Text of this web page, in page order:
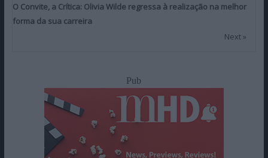
O Convite, a Crítica: Olivia Wilde regressa à realização na melhor
forma da sua carreira
Next »
Pub